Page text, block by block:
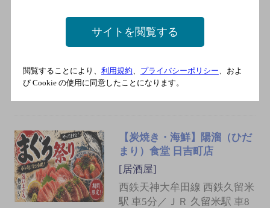
よっとこ
西鉄天神大牟田線 西鉄久留
米駅
【炭焼き・海鮮】陽溜（ひだ
まり）食堂 日吉町店
[居酒屋]
西鉄天神大牟田線 西鉄久留米
駅 車5分／ＪＲ 久留米駅 車8
サイトを閲覧する
閲覧することにより、 利用規約、 プライバシーポリシー、およ
び Cookie の使用に同意したことになります。